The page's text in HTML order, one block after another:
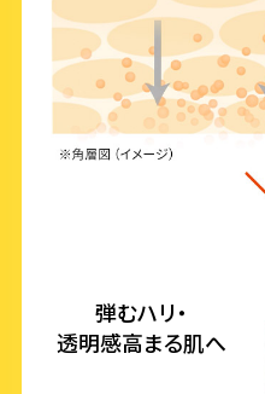
弾むハリ・
透明感高まる肌へ